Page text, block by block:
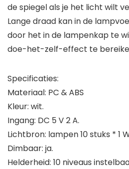
de spiegel als je het licht wilt
Lange draad kan in de
door het in de lampenkap te
doe-het-zelf-effect te
Specificaties:
Materiaal: PC & ABS
Kleur: wit.
Ingang: DC 5 V 2 A.
Lichtbron: lampen 10 stuks * 1
Dimbaar: ja.
Helderheid: 10 niveaus